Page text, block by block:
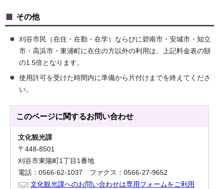
その他
刈谷市民（在住・在勤・在学）ならびに碧南市・安城市・知立
市・高浜市・東浦町に在住の方以外の利用は、上記料金表の額
の1.5倍となります。
使用許可を受けた時間内に準備から片付けまでを終えてくださ
い。
このページに関するお問い合わせ
文化観光課
〒448-8501
刈谷市東陽町1丁目1番地
電話：0566-62-1037 ファクス：0566-27-9652
文化観光課へのお問い合わせは専用フォームをご利用